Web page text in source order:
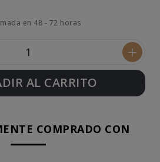
en 48 - 72 horas
+
AL CARRITO
COMPRADO CON